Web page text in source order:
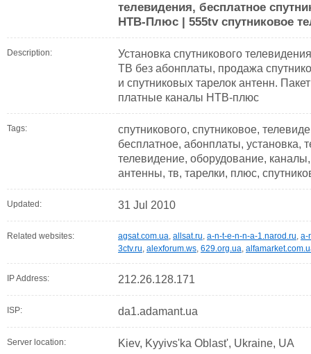
телевидения, бесплатное
НТВ-Плюс | 555tv спутниковое
Description:
Установка спутникового
ТВ без абонплаты, продажа
и спутниковых тарелок антенн.
платные каналы НТВ-плюс
Tags:
спутникового, спутниковое,
бесплатное, абонплаты, установка,
телевидение, оборудование,
антенны, тв, тарелки, плюс,
Updated: 31 Jul 2010
Related websites: agsat.com.ua, allsat.ru, a-n-t-e-n-n-a-1.narod.ru, a-
3ctv.ru, alexforum.ws, 629.org.ua,
IP Address: 212.26.128.171
ISP: da1.adamant.ua
Server location: Kiev, Kyyivs'ka Oblast', Ukraine, UA